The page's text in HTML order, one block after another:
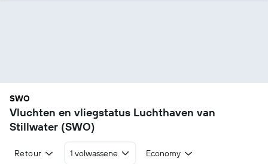
SWO
Vluchten en vliegstatus Luchthaven van
Stillwater (SWO)
Retour 1 volwassene
Economy